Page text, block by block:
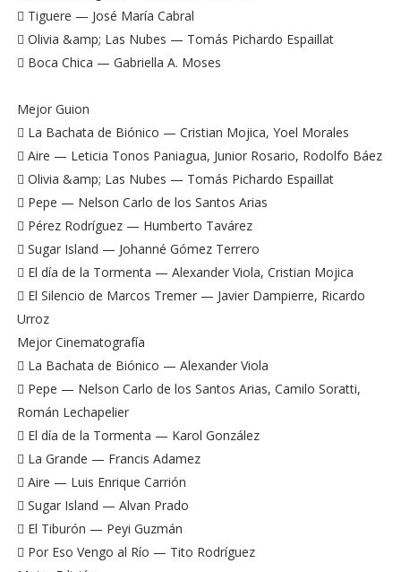
 Tiguere — José María Cabral
 Olivia &amp; Las Nubes — Tomás Pichardo Espaillat
 Boca Chica — Gabriella A. Moses
Mejor Guion
 La Bachata de Biónico — Cristian Mojica, Yoel Morales
 Aire — Leticia Tonos Paniagua, Junior Rosario, Rodolfo Báez
 Olivia &amp; Las Nubes — Tomás Pichardo Espaillat
 Pepe — Nelson Carlo de los Santos Arias
 Pérez Rodríguez — Humberto Tavárez
 Sugar Island — Johanné Gómez Terrero
 El día de la Tormenta — Alexander Viola, Cristian Mojica
 El Silencio de Marcos Tremer — Javier Dampierre, Ricardo
Urroz
Mejor Cinematografía
 La Bachata de Biónico — Alexander Viola
 Pepe — Nelson Carlo de los Santos Arias, Camilo Soratti,
Román Lechapelier
 El día de la Tormenta — Karol González
 La Grande — Francis Adamez
 Aire — Luis Enrique Carrión
 Sugar Island — Alvan Prado
 El Tiburón — Peyi Guzmán
 Por Eso Vengo al Río — Tito Rodríguez